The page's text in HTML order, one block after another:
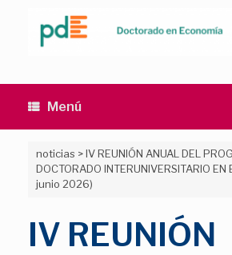
contenido
Menú
noticias >IV REUNIÓN ANUAL DEL
DOCTORADO INTERUNIVERSITARIO EN
junio 2026)
IV REUNIÓN